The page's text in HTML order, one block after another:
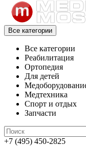
Все категории
Все категории
Реабилитация
Ортопедия
Для детей
Mедтехника
Спорт и отдых
Запчасти
+7 (495) 450-2825